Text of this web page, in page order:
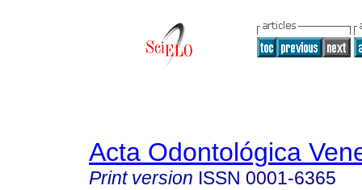
Acta Odontológica
Print version ISSN 0001-6365